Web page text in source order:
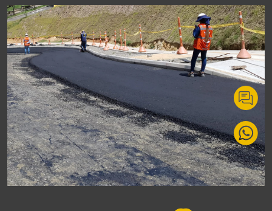
Construcción y pavimentación de vías urbanas
El Carmen de Víboral – Antioquia.